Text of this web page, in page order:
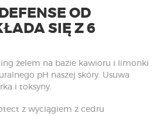
OD
SIĘ Z 6
żelem na bazie kawioru i limonki
pH naszej skóry. Usuwa
i toksyny.
z wyciągiem z cedru